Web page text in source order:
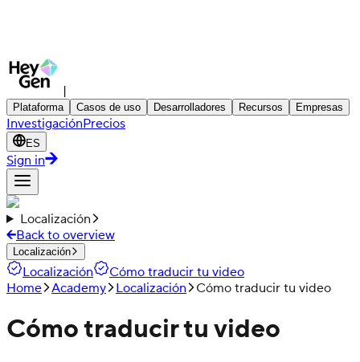
|
Plataforma Casos de uso Desarrolladores Recursos Empresas
InvestigaciónPrecios
ES
Sign in
Localización
Back to overview
Localización
Localización
Cómo traducir tu video
Home Academy Localización Cómo traducir tu video
Cómo traducir tu video